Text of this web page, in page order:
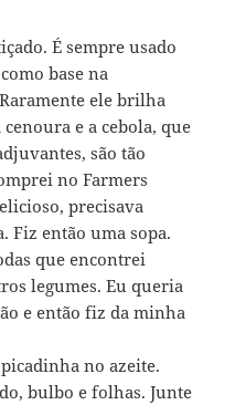
É sempre usado
base na
ele brilha
cenoura e a cebola, que
são tão
no Farmers
precisava
Fiz então uma sopa.
que encontrei
legumes. Eu queria
e então fiz da minha
no azeite.
bulbo e folhas. Junte